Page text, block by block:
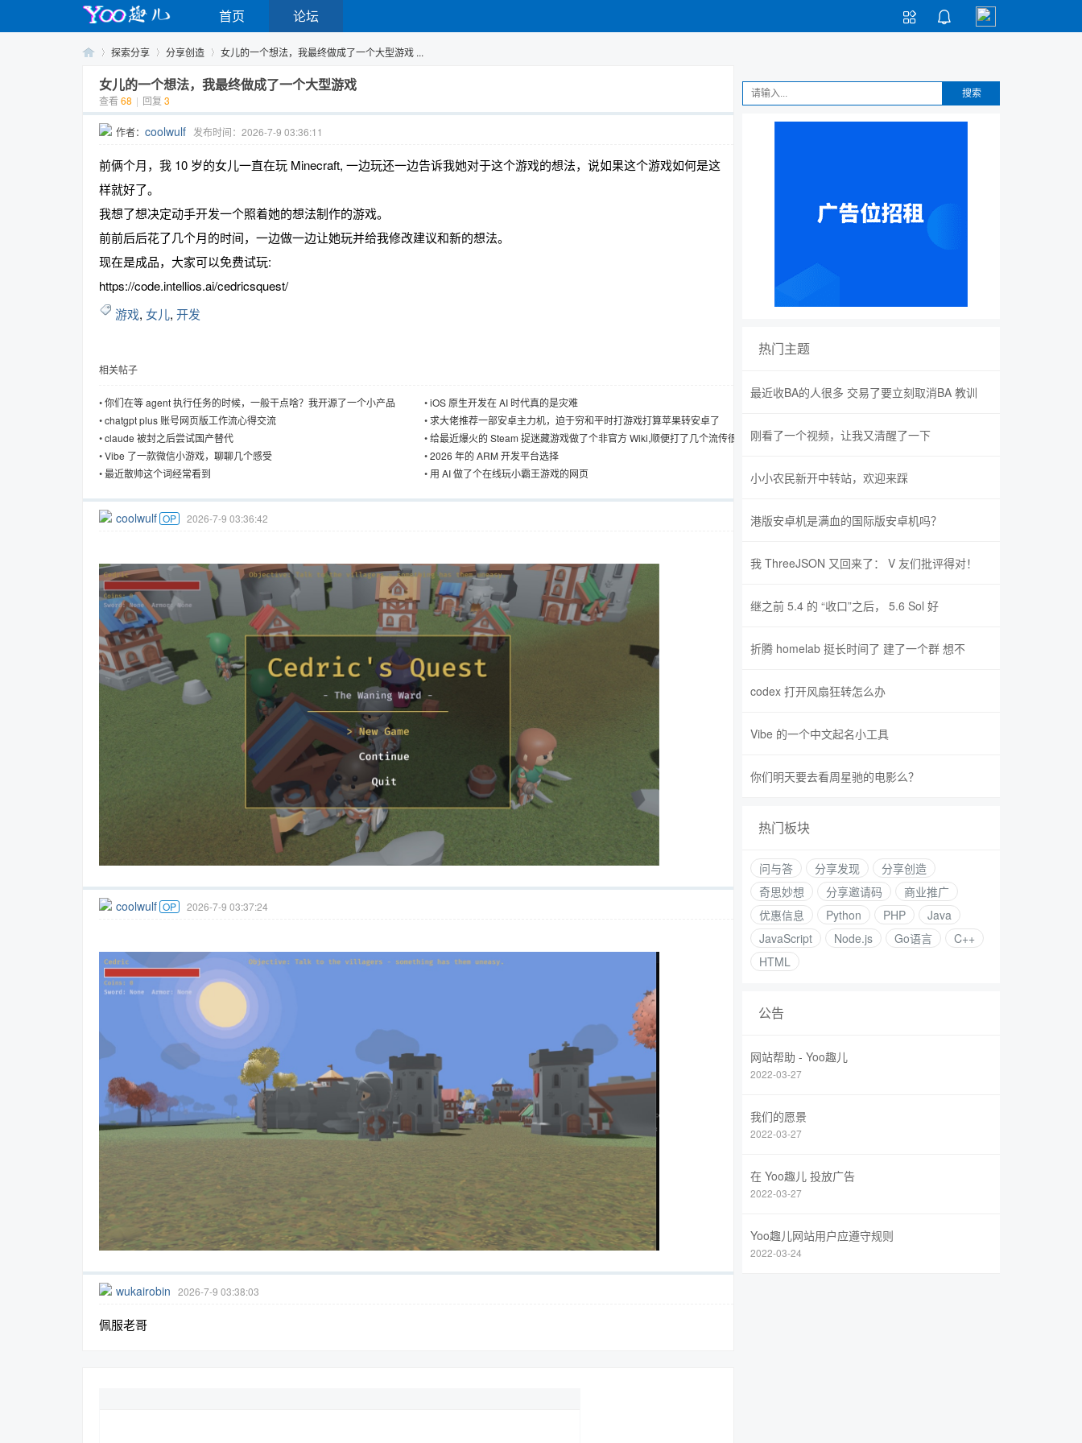


首页 论坛
探索分享 分享创造 女儿的一个想法，我最终做成了一个大型游戏 ...
女儿的一个想法，我最终做成了一个大型游戏
查看 68 | 回复 3
作者： coolwulf 发布时间：2026-7-9 03:36:11
前俩个月，我 10 岁的女儿一直在玩 Minecraft, 一边玩还一边告诉我她对于这个游戏的想法，说如果这个游戏如何是这
样就好了。
我想了想决定动手开发一个照着她的想法制作的游戏。
前前后后花了几个月的时间，一边做一边让她玩并给我修改建议和新的想法。
现在是成品，大家可以免费试玩:
https://code.intellios.ai/cedricsquest/
游戏, 女儿, 开发
相关帖子
•你们在等 agent 执行任务的时候，一般干点啥？我开源了一个小产品
FreeBuddy 能帮你找点事儿干。
•iOS 原生开发在 AI 时代真的是灾难
•chatgpt plus 账号网页版工作流心得交流 •求大佬推荐一部安卓主力机，迫于穷和平时打游戏打算苹果转安卓了
•claude 被封之后尝试国产替代 •给最近爆火的 Steam 捉迷藏游戏做了个非官方 Wiki,顺便打了几个流传很广
的假
•Vibe 了一款微信小游戏，聊聊几个感受 •2026 年的 ARM 开发平台选择
•最近散帅这个词经常看到 • 用 AI 做了个在线玩小霸王游戏的网页
coolwulf OP 2026-7-9 03:36:42
coolwulf OP 2026-7-9 03:37:24
wukairobin 2026-7-9 03:38:03
佩服老哥
搜索
热门主题
最近收BA的人很多 交易了要立刻取消BA 教训
刚看了一个视频，让我又清醒了一下
小小农民新开中转站，欢迎来踩
港版安卓机是满血的国际版安卓机吗？
我 ThreeJSON 又回来了： V 友们批评得对！
继之前 5.4 的 “收口”之后， 5.6 Sol 好
折腾 homelab 挺长时间了 建了一个群 想不
codex 打开风扇狂转怎么办
Vibe 的一个中文起名小工具
你们明天要去看周星驰的电影么？
热门板块
问与答 分享发现
分享创造
奇思妙想
分享邀请码
商业推广
优惠信息
Python PHP
Java
JavaScript
Node.js Go语言
C++
HTML
公告
网站帮助 - Yoo趣儿
2022-03-27
我们的愿景
2022-03-27
在 Yoo趣儿 投放广告
2022-03-27
Yoo趣儿网站用户应遵守规则
2022-03-24